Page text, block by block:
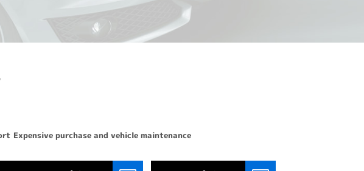
Expensive purchase and vehicle maintenance